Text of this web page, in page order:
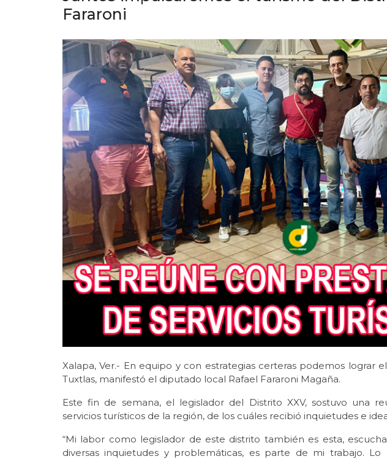
Fararoni
Xalapa, Ver.- En equipo y con estrategias certeras podemos lograr
Tuxtlas, manifestó el diputado local Rafael Fararoni Magaña.
Este fin de semana, el legislador del Distrito XXV, sostuvo una
servicios turísticos de la región, de los cuáles recibió inquietudes e
“Mi labor como legislador de este distrito también es esta,
diversas inquietudes y problemáticas, es parte de mi trabajo.